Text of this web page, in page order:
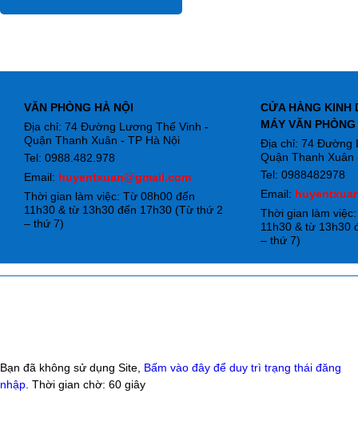
VĂN PHÒNG HÀ NỘI
Địa chỉ: 74 Đường Lương Thế Vinh -
Quận Thanh Xuân - TP Hà Nội
Tel: 0988.482.978
Email: huyentxuan@gmail.com
Thời gian làm việc: Từ 08h00 đến
11h30 & từ 13h30 đến 17h30 (Từ thứ 2
– thứ 7)
CỬA HÀNG KINH
MÁY VĂN PHÒNG
Địa chỉ: 74 Đường
Quận Thanh Xuân
Tel: 0988482978
Email:
Thời gian làm
11h30 & từ 13h30
– thứ 7)
Bạn đã không sử dụng Site, Bấm vào đây để duy trì trạng thái đăng
nhập . Thời gian chờ: 60 giây